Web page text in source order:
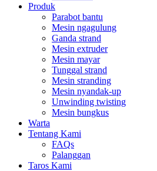
Produk
Parabot bantu
Mesin ngagulung
Ganda strand
Mesin extruder
Mesin mayar
Tunggal strand
Mesin stranding
Mesin nyandak-up
Unwinding twisting
Mesin bungkus
Warta
Tentang Kami
FAQs
Palanggan
Taros Kami